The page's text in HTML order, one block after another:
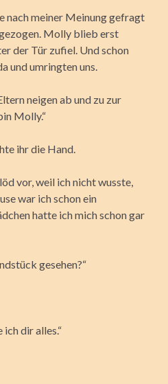
nach meiner Meinung gefragt
Molly blieb erst
der Tür zufiel. Und schon
und umringten uns.
neigen ab und zu zur
Molly.“
ihr die Hand.
vor, weil ich nicht wusste,
war ich schon ein
hatte ich mich schon gar
gesehen?“
ich dir alles.“